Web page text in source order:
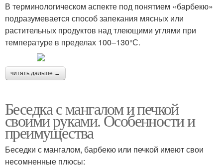
В терминологическом аспекте под понятием «барбекю»
подразумевается способ запекания мясных или
растительных продуктов над тлеющими углями при
температуре в пределах 100–130°С.
читать дальше →
Беседка с мангалом и печкой
своими руками. Особенности и
преимущества
Беседки с мангалом, барбекю или печкой имеют свои
несомненные плюсы: